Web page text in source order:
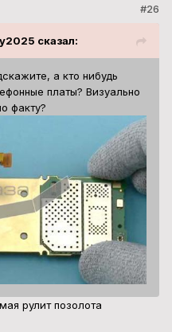
#26
сказал:
а кто нибудь
платы? Визуально
факту?
рулит позолота